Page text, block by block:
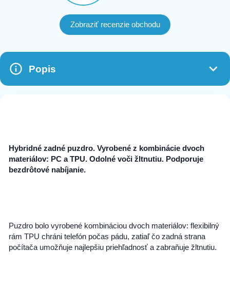
Zobraziť recenzie obchodu
Popis
Hybridné zadné puzdro. Vyrobené z kombinácie dvoch
materiálov: PC a ‎‎TPU‎‎. Odolné voči žltnutiu. Podporuje
bezdrôtové nabíjanie.‎
‎Puzdro bolo vyrobené kombináciou dvoch materiálov: flexibilný
rám ‎ ‎TPU‎ ‎ chráni telefón počas pádu, zatiaľ čo zadná strana
počítača umožňuje najlepšiu priehľadnosť a zabraňuje žltnutiu.‎